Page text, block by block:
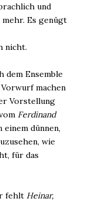
und
Es genügt
nicht.
dem Ensemble
machen
Vorstellung
Ferdinand
dünnen,
wie
für das
fehlt Heinar,